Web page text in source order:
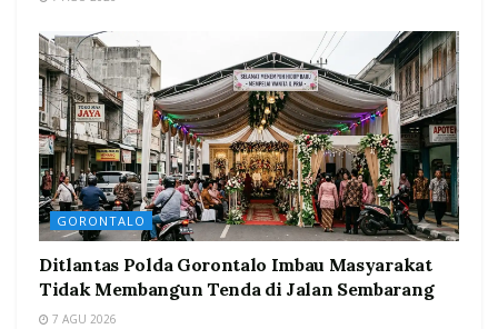
GORONTALO
Ditlantas Polda Gorontalo Imbau Masyarakat
Tidak Membangun Tenda di Jalan Sembarang
7 AGU 2026